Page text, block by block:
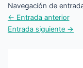
Navegación de
← Entrada anterior
Entrada siguiente →